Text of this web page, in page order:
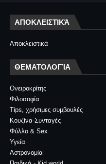
ΑΠΟΚΛΕΙΣΤΙΚΆ
Αποκλειστικά
ΘΕΜΑΤΟΛΟΓΊΑ
Ονειροκρίτης
Φιλοσοφία
Tips, χρήσιμες συμβουλές
Κουζίνα-Συνταγές
Φύλλο & Sex
Υγεία
Αστρονομία